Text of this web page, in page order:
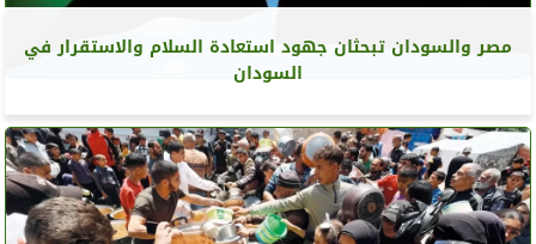
مصر والسودان تبحثان جهود استعادة السلام والاستقرار في
السودان